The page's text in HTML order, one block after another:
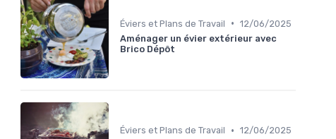
Éviers et Plans de Travail • 12/06/2025
Aménager un évier extérieur avec
Brico Dépôt
Éviers et Plans de Travail • 12/06/2025